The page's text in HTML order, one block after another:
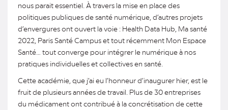
nous parait essentiel. À travers la mise en place des
politiques publiques de santé numérique, d’autres projets
d’envergures ont ouvert la voie : Health Data Hub, Ma santé
2022, Paris Santé Campus et tout récemment Mon Espace
Santé… tout converge pour intégrer le numérique à nos
pratiques individuelles et collectives en santé.
Cette académie, que j’ai eu l’honneur d’inaugurer hier, est le
fruit de plusieurs années de travail. Plus de 30 entreprises
du médicament ont contribué à la concrétisation de cette